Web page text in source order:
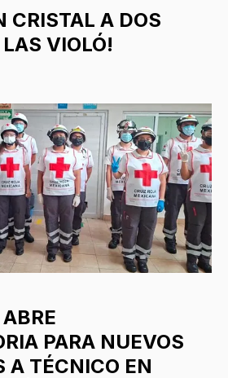
CRISTAL A DOS
VIOLÓ!
PARA NUEVOS
A TÉCNICO EN